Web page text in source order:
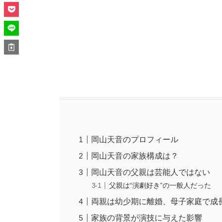
岡山天音のプロフィール
岡山天音の家族構成は？
岡山天音の父親は芸能人ではない
父親は“演劇好き”の一般人だった
両親は幼少期に離婚、母子家庭で成
家族の背景が演技に与えた影響